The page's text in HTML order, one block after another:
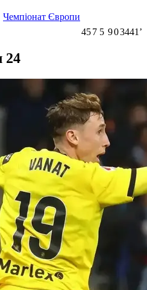
Чемпіонат Європи
457 5 903441ʼ
24